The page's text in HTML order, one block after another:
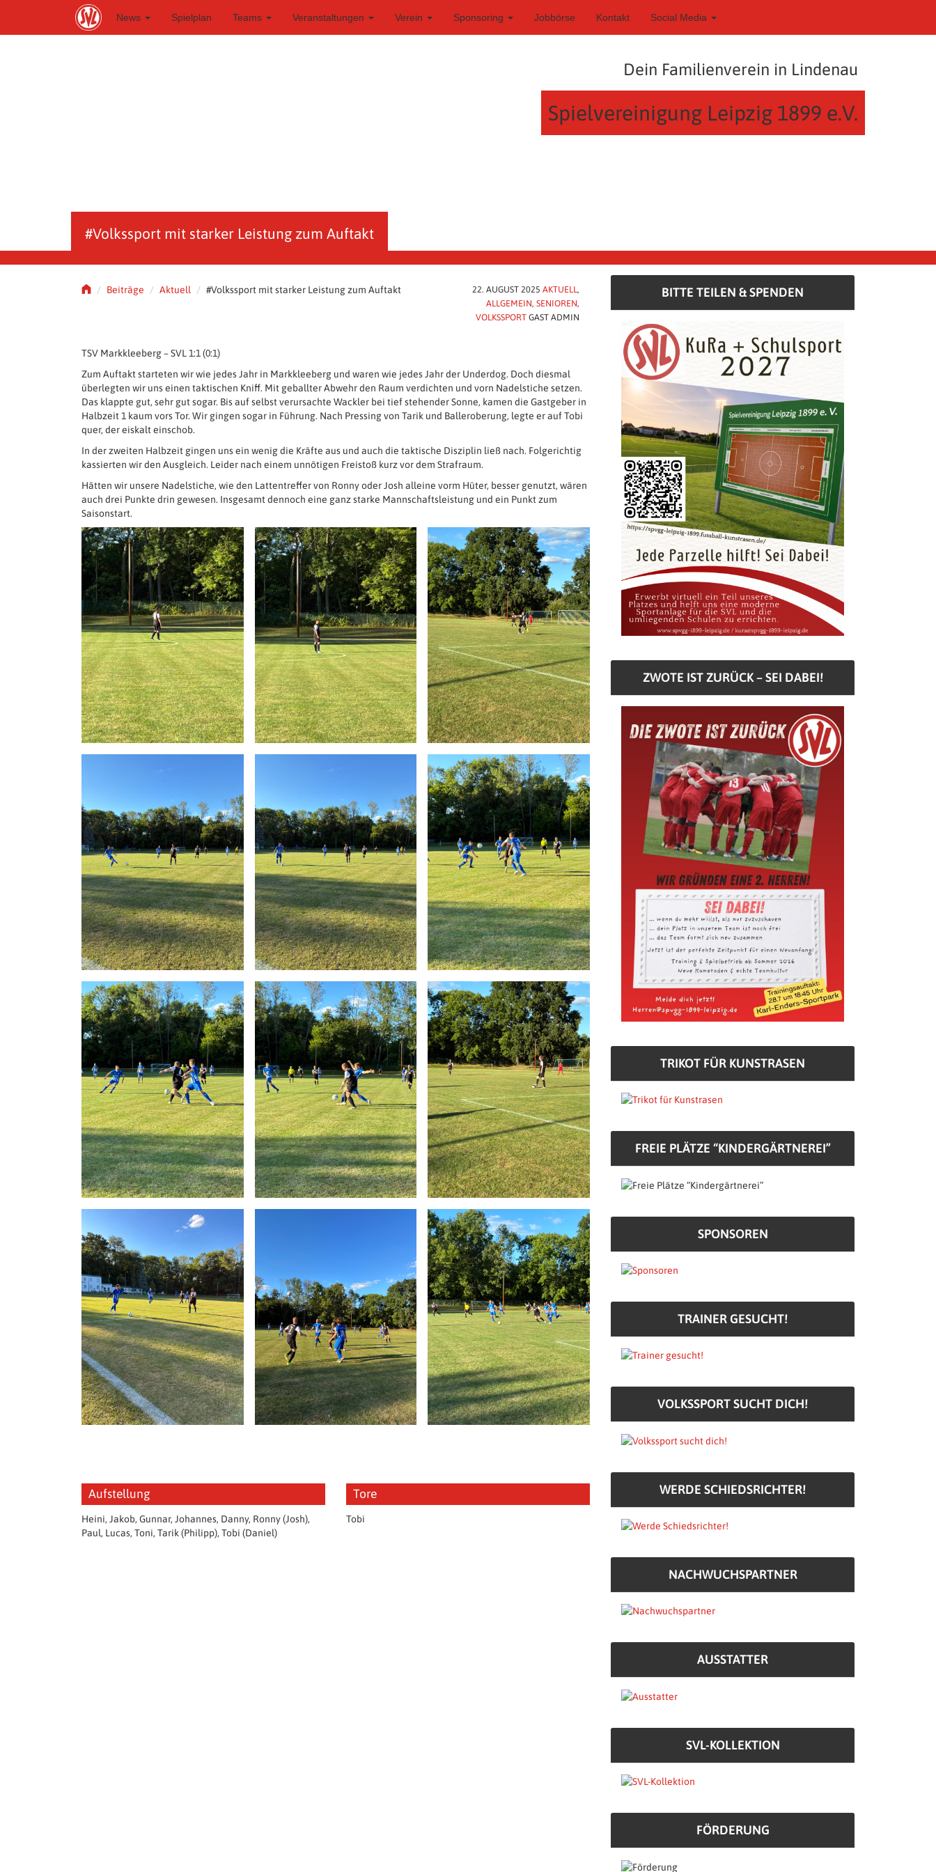
i
News Spielplan Teams Veranstaltungen Verein Sponsoring Jobbörse Kontakt Social Media
Dein Familienverein in Lindenau
Spielvereinigung Leipzig 1899 e.V.
#Volkssport mit starker Leistung zum Auftakt
Beiträge Aktuell #Volkssport mit starker Leistung zum Auftakt 22. AUGUST 2025 AKTUELL,
ALLGEMEIN, SENIOREN,
VOLKSSPORTGAST ADMIN
TSV Markkleeberg – SVL 1:1 (0:1)
Zum Auftakt starteten wir wie jedes Jahr in Markkleeberg und waren wie jedes Jahr der Underdog. Doch diesmal
überlegten wir uns einen taktischen Kniff. Mit geballter Abwehr den Raum verdichten und vorn Nadelstiche setzen.
Das klappte gut, sehr gut sogar. Bis auf selbst verursachte Wackler bei tief stehender Sonne, kamen die Gastgeber in
Halbzeit 1 kaum vors Tor. Wir gingen sogar in Führung. Nach Pressing von Tarik und Balleroberung, legte er auf Tobi
quer, der eiskalt einschob.
In der zweiten Halbzeit gingen uns ein wenig die Kräfte aus und auch die taktische Disziplin ließ nach. Folgerichtig
kassierten wir den Ausgleich. Leider nach einem unnötigen Freistoß kurz vor dem Strafraum.
Hätten wir unsere Nadelstiche, wie den Lattentreffer von Ronny oder Josh alleine vorm Hüter, besser genutzt, wären
auch drei Punkte drin gewesen. Insgesamt dennoch eine ganz starke Mannschaftsleistung und ein Punkt zum
Saisonstart.
Aufstellung
Heini, Jakob, Gunnar, Johannes, Danny, Ronny (Josh),
Paul, Lucas, Toni, Tarik (Philipp), Tobi (Daniel)
Tore
Tobi
BITTE TEILEN & SPENDEN
ZWOTE IST ZURÜCK – SEI DABEI!
TRIKOT FÜR KUNSTRASEN
FREIE PLÄTZE “KINDERGÄRTNEREI”
SPONSOREN
TRAINER GESUCHT!
VOLKSSPORT SUCHT DICH!
WERDE SCHIEDSRICHTER!
NACHWUCHSPARTNER
AUSSTATTER
SVL-KOLLEKTION
FÖRDERUNG